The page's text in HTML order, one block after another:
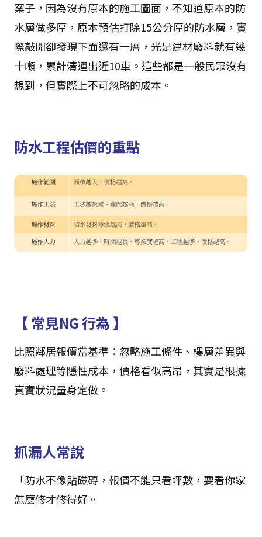
案子，因為沒有原本的施工圖面，不知道原本的防
水層做多厚，原本預估打除15公分厚的防水層，實
際敲開卻發現下面還有一層，光是建材廢料就有幾
十噸，累計清運出近10車。這些都是一般民眾沒有
想到，但實際上不可忽略的成本。
防水工程估價的重點
【 常見NG 行為 】
比照鄰居報價當基準：忽略施工條件、樓層差異與
廢料處理等隱性成本，價格看似高昂，其實是根據
真實狀況量身定做。
抓漏人常說
「防水不像貼磁磚，報價不能只看坪數，要看你家
怎麼修才修得好。